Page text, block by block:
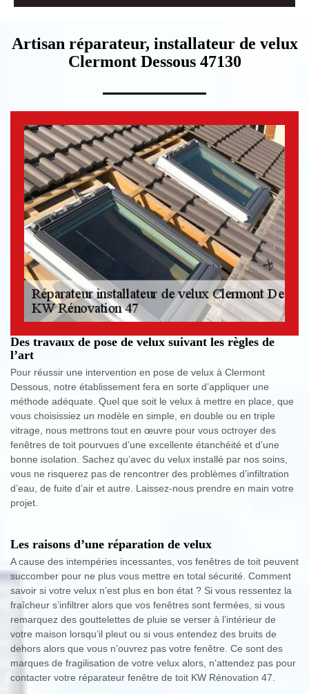
Artisan réparateur, installateur de velux
Clermont Dessous 47130
Des travaux de pose de velux suivant les règles de
l’art
Pour réussir une intervention en pose de velux à Clermont
Dessous, notre établissement fera en sorte d’appliquer une
méthode adéquate. Quel que soit le velux à mettre en place, que
vous choisissiez un modèle en simple, en double ou en triple
vitrage, nous mettrons tout en œuvre pour vous octroyer des
fenêtres de toit pourvues d’une excellente étanchéité et d’une
bonne isolation. Sachez qu’avec du velux installé par nos soins,
vous ne risquerez pas de rencontrer des problèmes d’infiltration
d’eau, de fuite d’air et autre. Laissez-nous prendre en main votre
projet.
Les raisons d’une réparation de velux
A cause des intempéries incessantes, vos fenêtres de toit peuvent
succomber pour ne plus vous mettre en total sécurité. Comment
savoir si votre velux n’est plus en bon état ? Si vous ressentez la
fraîcheur s’infiltrer alors que vos fenêtres sont fermées, si vous
remarquez des gouttelettes de pluie se verser à l’intérieur de
votre maison lorsqu’il pleut ou si vous entendez des bruits de
dehors alors que vous n’ouvrez pas votre fenêtre. Ce sont des
marques de fragilisation de votre velux alors, n’attendez pas pour
contacter votre réparateur fenêtre de toit KW Rénovation 47.